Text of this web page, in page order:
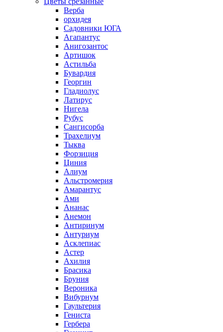
Верба
орхидея
Садовники ЮГА
Агапантус
Анигозантос
Артишок
Астильба
Бувардия
Георгин
Гладиолус
Латирус
Нигела
Рубус
Сангисорба
Трахелиум
Тыква
Форзиция
Циния
Алиум
Альстромерия
Амарантус
Ами
Ананас
Анемон
Антиринум
Антуриум
Асклепиас
Астер
Ахилия
Брасика
Бруния
Вероника
Вибурнум
Гаультерия
Гениста
Гербера